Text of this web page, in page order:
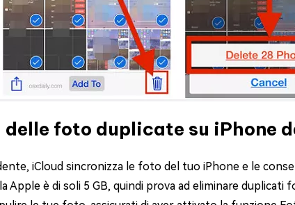
foto duplicate su iPhone
iCloud sincronizza le foto del tuo iPhone e le
è di soli 5 GB, quindi prova ad eliminare duplicati